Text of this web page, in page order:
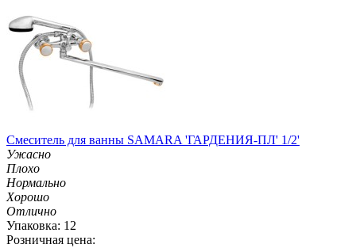
Смеситель для ванны SAMARA 'ГАРДЕНИЯ-ПЛ' 1/2'
Ужасно
Плохо
Нормально
Хорошо
Отлично
Упаковка: 12
Розничная цена: